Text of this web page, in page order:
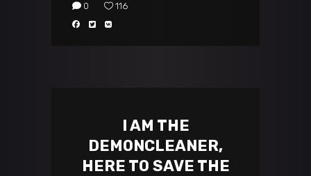
0 116
I AM THE
DEMONCLEANER,
HERE TO SAVE THE